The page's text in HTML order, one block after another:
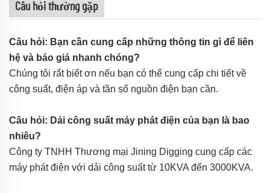
Câu hỏi thường gặp
Câu hỏi: Bạn cần cung cấp những thông tin gì để liên
hệ và báo giá nhanh chóng?
Chúng tôi rất biết ơn nếu bạn có thể cung cấp chi tiết về
công suất, điện áp và tần số nguồn điện bạn cần.
Câu hỏi: Dải công suất máy phát điện của bạn là bao
nhiêu?
Công ty TNHH Thương mại Jining Digging cung cấp các
máy phát điện với dải công suất từ 10KVA đến 3000KVA.